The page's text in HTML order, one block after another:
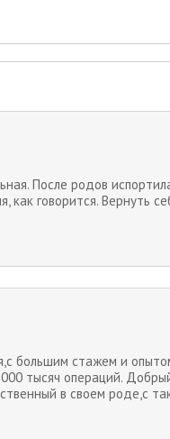
После родов
говорится. Вернуть
большим стажем и
тысяч операций.
в своем роде,с